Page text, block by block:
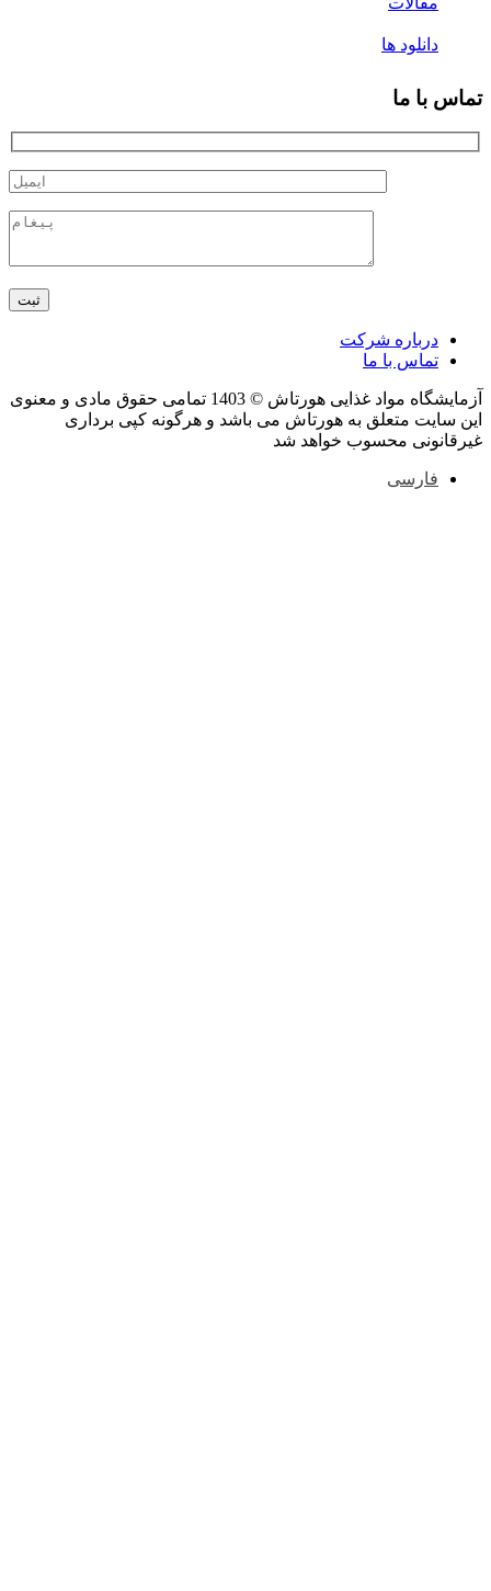
آزمایشگاه مواد غذایی هورتاش © 1403 تمامی حقوق مادی و معنوی
به هورتاش می باشد و هرگونه کپی برداری
خواهد شد